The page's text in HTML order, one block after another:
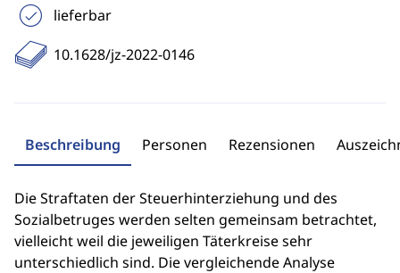
lieferbar
10.1628/jz-2022-0146
Beschreibung Personen Rezensionen
Die Straftaten der Steuerhinterziehung und des
Sozialbetruges werden selten gemeinsam betrachtet,
vielleicht weil die jeweiligen Täterkreise sehr
unterschiedlich sind. Die vergleichende Analyse